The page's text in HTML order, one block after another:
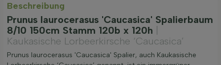
Beschreibung
Prunus laurocerasus 'Caucasica' Spalierbaum
8/10 150cm Stamm 120b x 120h
Kaukasische Lorbeerkirsche ‘Caucasica’
Prunus laurocerasus 'Caucasica' Spalier, auch Kaukasische